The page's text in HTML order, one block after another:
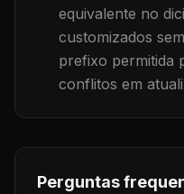
equivalente no
customizados
prefixo permitida
conflitos em
Perguntas